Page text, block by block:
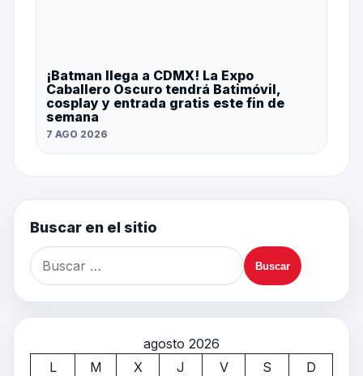
¡Batman llega a CDMX! La Expo
Caballero Oscuro tendrá Batimóvil,
cosplay y entrada gratis este fin de
semana
7 AGO 2026
Buscar en el sitio
agosto 2026
L
M X J V S
D